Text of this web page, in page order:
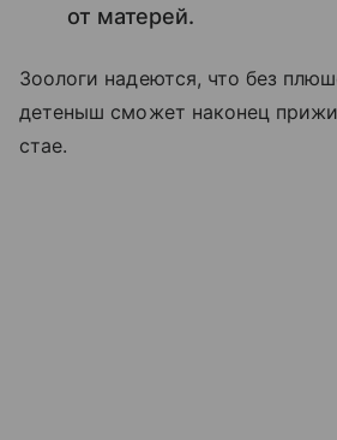
от матерей.
Зоологи надеются, что без
детеныш сможет наконец
стае.